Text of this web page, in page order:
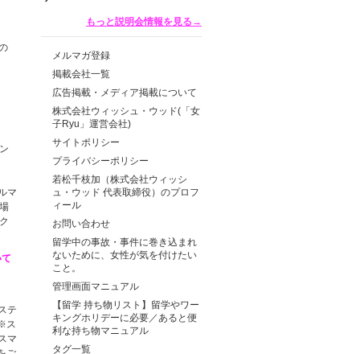
マ
テ
ス
マ
もっと説明会情報を見る→
メルマガ登録
掲載会社一覧
広告掲載・メディア掲載について
株式会社ウィッシュ・ウッド(「女
子Ryu」運営会社)
サイトポリシー
プライバシーポリシー
若松千枝加（株式会社ウィッシ
ュ・ウッド 代表取締役）のプロフ
ィール
お問い合わせ
留学中の事故・事件に巻き込まれ
ないために、女性が気を付けたい
こと。
管理画面マニュアル
【留学 持ち物リスト】留学やワー
キングホリデーに必要／あると便
利な持ち物マニュアル
タグ一覧